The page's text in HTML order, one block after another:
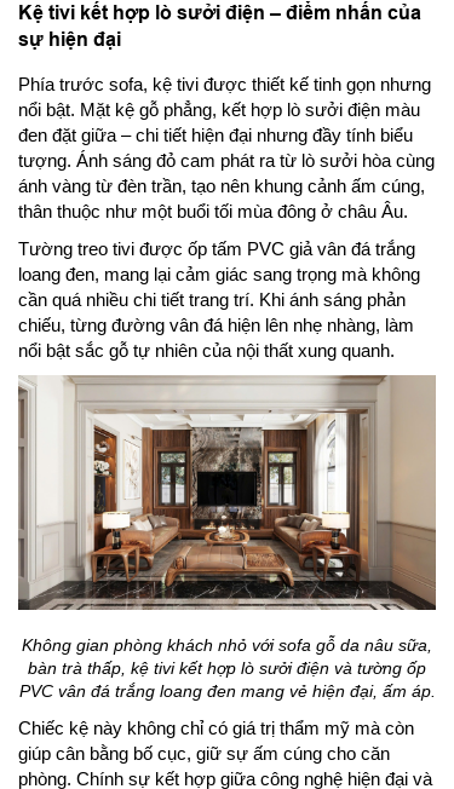
Kệ tivi kết hợp lò sưởi điện – điểm nhấn của
sự hiện đại
Phía trước sofa, kệ tivi được thiết kế tinh gọn nhưng
nổi bật. Mặt kệ gỗ phẳng, kết hợp lò sưởi điện màu
đen đặt giữa – chi tiết hiện đại nhưng đầy tính biểu
tượng. Ánh sáng đỏ cam phát ra từ lò sưởi hòa cùng
ánh vàng từ đèn trần, tạo nên khung cảnh ấm cúng,
thân thuộc như một buổi tối mùa đông ở châu Âu.
Tường treo tivi được ốp tấm PVC giả vân đá trắng
loang đen, mang lại cảm giác sang trọng mà không
cần quá nhiều chi tiết trang trí. Khi ánh sáng phản
chiếu, từng đường vân đá hiện lên nhẹ nhàng, làm
nổi bật sắc gỗ tự nhiên của nội thất xung quanh.
Không gian phòng khách nhỏ với sofa gỗ da nâu sữa,
bàn trà thấp, kệ tivi kết hợp lò sưởi điện và tường ốp
PVC vân đá trắng loang đen mang vẻ hiện đại, ấm áp.
Chiếc kệ này không chỉ có giá trị thẩm mỹ mà còn
giúp cân bằng bố cục, giữ sự ấm cúng cho căn
phòng. Chính sự kết hợp giữa công nghệ hiện đại và